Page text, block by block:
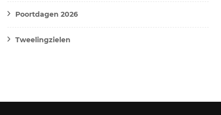
Poortdagen 2026
Tweelingzielen